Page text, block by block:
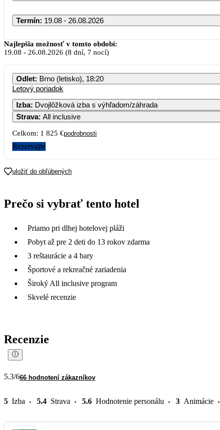
Termín: 19.08 - 26.08.2026
Najlepšia možnosť v tomto období:
19.08 - 26.08.2026 (8 dní, 7 nocí)
Odlet: Brno (letisko), 18:20
Letový poriadok
Izba: Dvojlôžková izba s výhľadom/záhrada
Strava: All inclusive
Celkom: 1 825 €podrobnosti
Rezervujte
uložiť do obľúbených
Prečo si vybrať tento hotel
Priamo pri dlhej hotelovej pláži
Pobyt až pre 2 deti do 13 rokov zdarma
3 reštaurácie a 4 bary
Športové a rekreačné zariadenia
Široký All inclusive program
Skvelé recenzie
Recenzie
5.3/666 hodnotení zákazníkov
5 Izba 5.4 Strava 5.6 Hodnotenie personálu 3 Animácie